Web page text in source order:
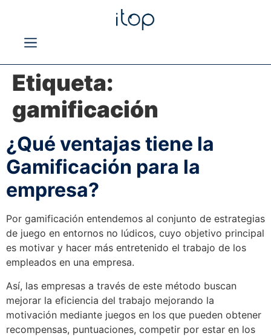
Etiqueta:
gamificación
¿Qué ventajas tiene la
Gamificación para la
empresa?
Por gamificación entendemos al conjunto de estrategias
de juego en entornos no lúdicos, cuyo objetivo principal
es motivar y hacer más entretenido el trabajo de los
empleados en una empresa.
Así, las empresas a través de este método buscan
mejorar la eficiencia del trabajo mejorando la
motivación mediante juegos en los que pueden obtener
recompensas, puntuaciones, competir por estar en los